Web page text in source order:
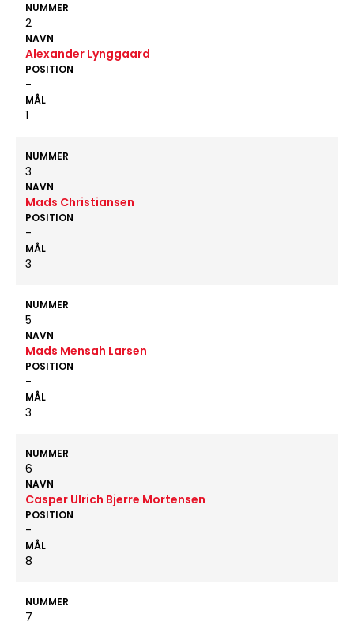
NUMMER
2
NAVN
Alexander Lynggaard
POSITION
-
MÅL
1
NUMMER
3
NAVN
Mads Christiansen
POSITION
-
MÅL
3
NUMMER
5
NAVN
Mads Mensah Larsen
POSITION
-
MÅL
3
NUMMER
6
NAVN
Casper Ulrich Bjerre Mortensen
POSITION
-
MÅL
8
NUMMER
7